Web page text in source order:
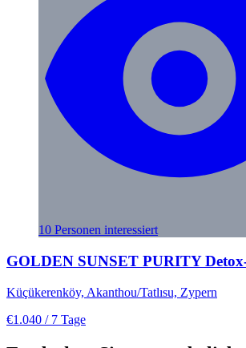
10 Personen interessiert
GOLDEN SUNSET PURITY
Küçükerenköy, Akanthou/Tatlısu, Zypern
€1.040 / 7 Tage